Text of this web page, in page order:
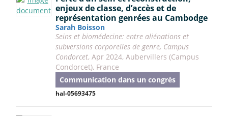
enjeux de classe, d’accès et de
représentation genrées au Cambodge
Sarah Boisson
Seins et biomédecine: entre aliénations et
subversions corporelles de genre, Campus
Condorcet, Apr 2024, Aubervillers (Campus
Condorcet), France
Communication dans un congrès
hal-05693475